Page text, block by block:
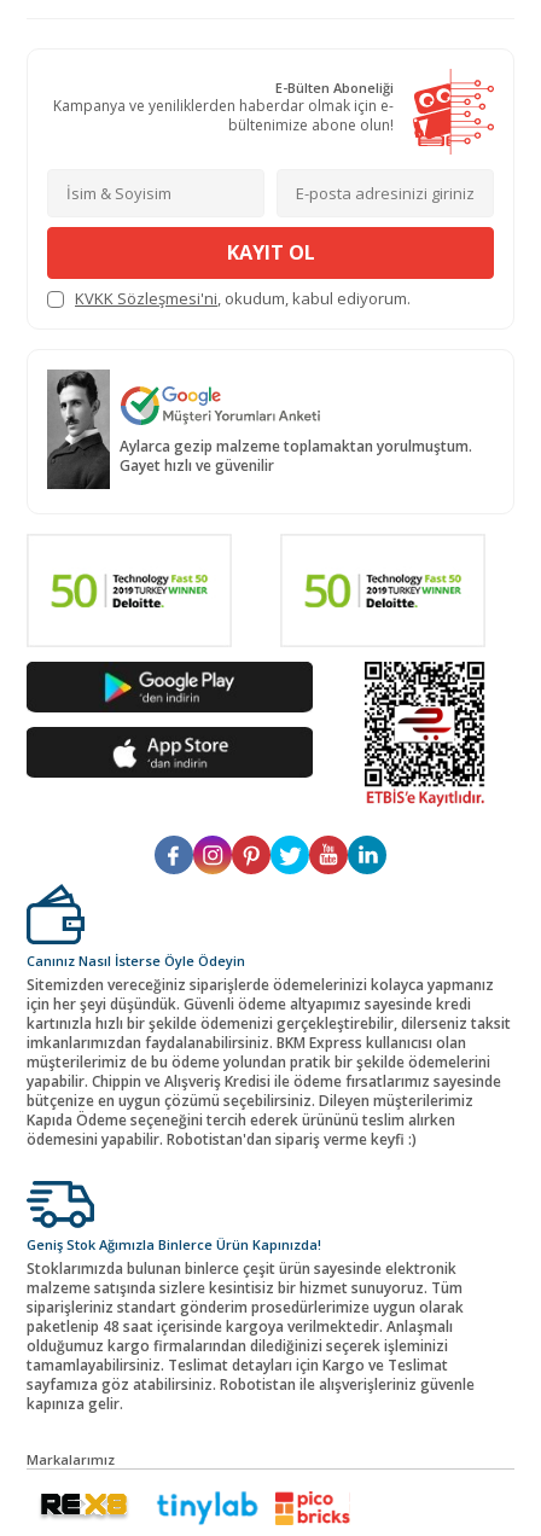
E-Bülten Aboneliği
Kampanya ve yeniliklerden haberdar olmak için e-
bültenimize abone olun!
KAYIT OL
KVKK Sözleşmesi'ni, okudum, kabul ediyorum.
Aylarca gezip malzeme toplamaktan yorulmuştum.
Gayet hızlı ve güvenilir
Canınız Nasıl İsterse Öyle Ödeyin
Sitemizden vereceğiniz siparişlerde ödemelerinizi kolayca yapmanız
için her şeyi düşündük. Güvenli ödeme altyapımız sayesinde kredi
kartınızla hızlı bir şekilde ödemenizi gerçekleştirebilir, dilerseniz taksit
imkanlarımızdan faydalanabilirsiniz. BKM Express kullanıcısı olan
müşterilerimiz de bu ödeme yolundan pratik bir şekilde ödemelerini
yapabilir. Chippin ve Alışveriş Kredisi ile ödeme fırsatlarımız sayesinde
bütçenize en uygun çözümü seçebilirsiniz. Dileyen müşterilerimiz
Kapıda Ödeme seçeneğini tercih ederek ürününü teslim alırken
ödemesini yapabilir. Robotistan'dan sipariş verme keyfi :)
Geniş Stok Ağımızla Binlerce Ürün Kapınızda!
Stoklarımızda bulunan binlerce çeşit ürün sayesinde elektronik
malzeme satışında sizlere kesintisiz bir hizmet sunuyoruz. Tüm
siparişleriniz standart gönderim prosedürlerimize uygun olarak
paketlenip 48 saat içerisinde kargoya verilmektedir. Anlaşmalı
olduğumuz kargo firmalarından dilediğinizi seçerek işleminizi
tamamlayabilirsiniz. Teslimat detayları için Kargo ve Teslimat
sayfamıza göz atabilirsiniz. Robotistan ile alışverişleriniz güvenle
kapınıza gelir.
Markalarımız